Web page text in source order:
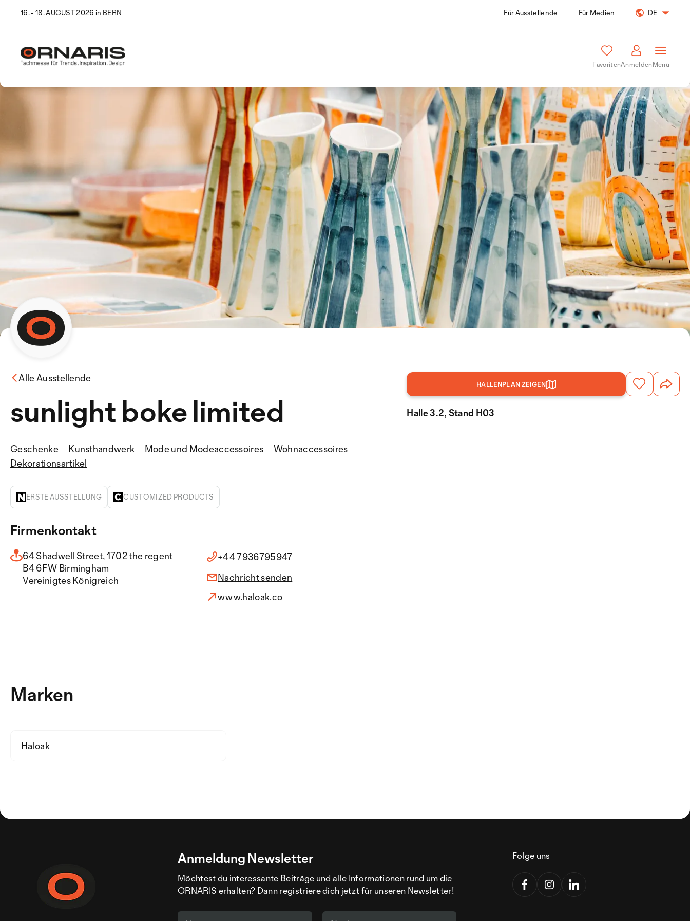
16. - 18. AUGUST 2026 in BERN Für Ausstellende Für Medien DE
FavoritenAnmeldenMenü
Alle Ausstellende
sunlight boke limited
Geschenke Kunsthandwerk Mode und Modeaccessoires
Wohnaccessoires
Dekorationsartikel
ERSTE AUSSTELLUNG CUSTOMIZED PRODUCTS
HALLENPLAN ZEIGEN
Halle 3.2, Stand H03
Firmenkontakt
64 Shadwell Street, 1702 the regent
B4 6FW Birmingham
Vereinigtes Königreich
+44 7936795947
Nachricht senden
www.haloak.co
Marken
Haloak
Anmeldung Newsletter
Möchtest du interessante Beiträge und alle Informationen rund um die
ORNARIS erhalten? Dann registriere dich jetzt für unseren Newsletter!
Folge uns